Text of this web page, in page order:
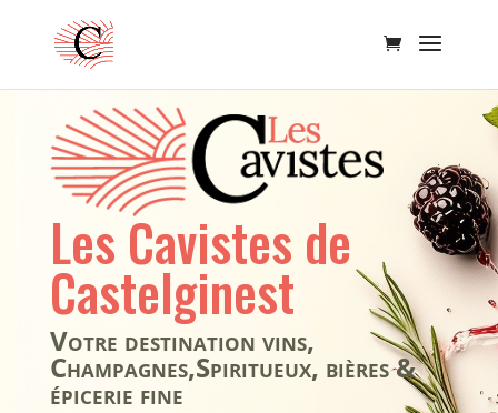
Les Cavistes de
Castelginest
Votre destination vins,
Champagnes,Spiritueux, bières &
épicerie fine